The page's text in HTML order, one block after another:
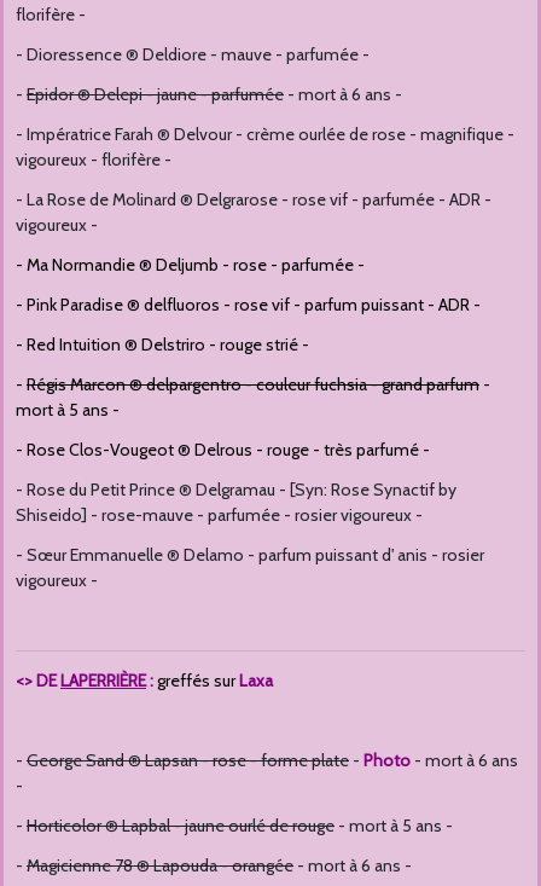
florifère -
- Dioressence ® Deldiore - mauve - parfumée -
- Epidor ® Delepi - jaune - parfumée - mort à 6 ans -
- Impératrice Farah ® Delvour - crème ourlée de rose - magnifique -
vigoureux - florifère -
- La Rose de Molinard ® Delgrarose - rose vif - parfumée - ADR -
vigoureux -
- Ma Normandie ® Deljumb - rose - parfumée -
- Pink Paradise ® delfluoros - rose vif - parfum puissant - ADR -
- Red Intuition ® Delstriro - rouge strié -
- Régis Marcon ® delpargentro - couleur fuchsia - grand parfum -
mort à 5 ans -
- Rose Clos-Vougeot ® Delrous - rouge - très parfumé -
- Rose du Petit Prince ® Delgramau - [Syn: Rose Synactif by
Shiseido] - rose-mauve - parfumée - rosier vigoureux -
- Sœur Emmanuelle ® Delamo - parfum puissant d' anis - rosier
vigoureux -
<> DELAPERRIÈRE:greffés surLaxa
- George Sand ® Lapsan - rose - forme plate - Photo - mort à 6 ans
-
- Horticolor ® Lapbal - jaune ourlé de rouge - mort à 5 ans -
- Magicienne 78 ® Lapouda - orangée - mort à 6 ans -